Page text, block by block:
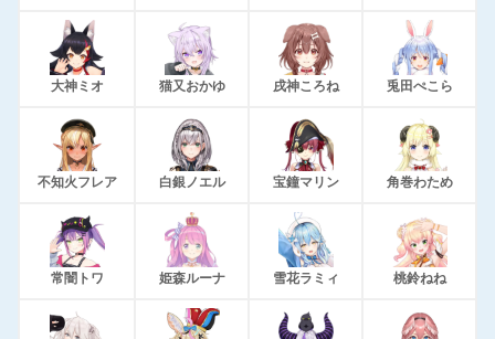
大神ミオ 猫又おかゆ 戌神ころね 兎田ぺこら
不知火フレア 白銀ノエル 宝鐘マリン 角巻わため
常闇トワ 姫森ルーナ 雪花ラミィ 桃鈴ねね